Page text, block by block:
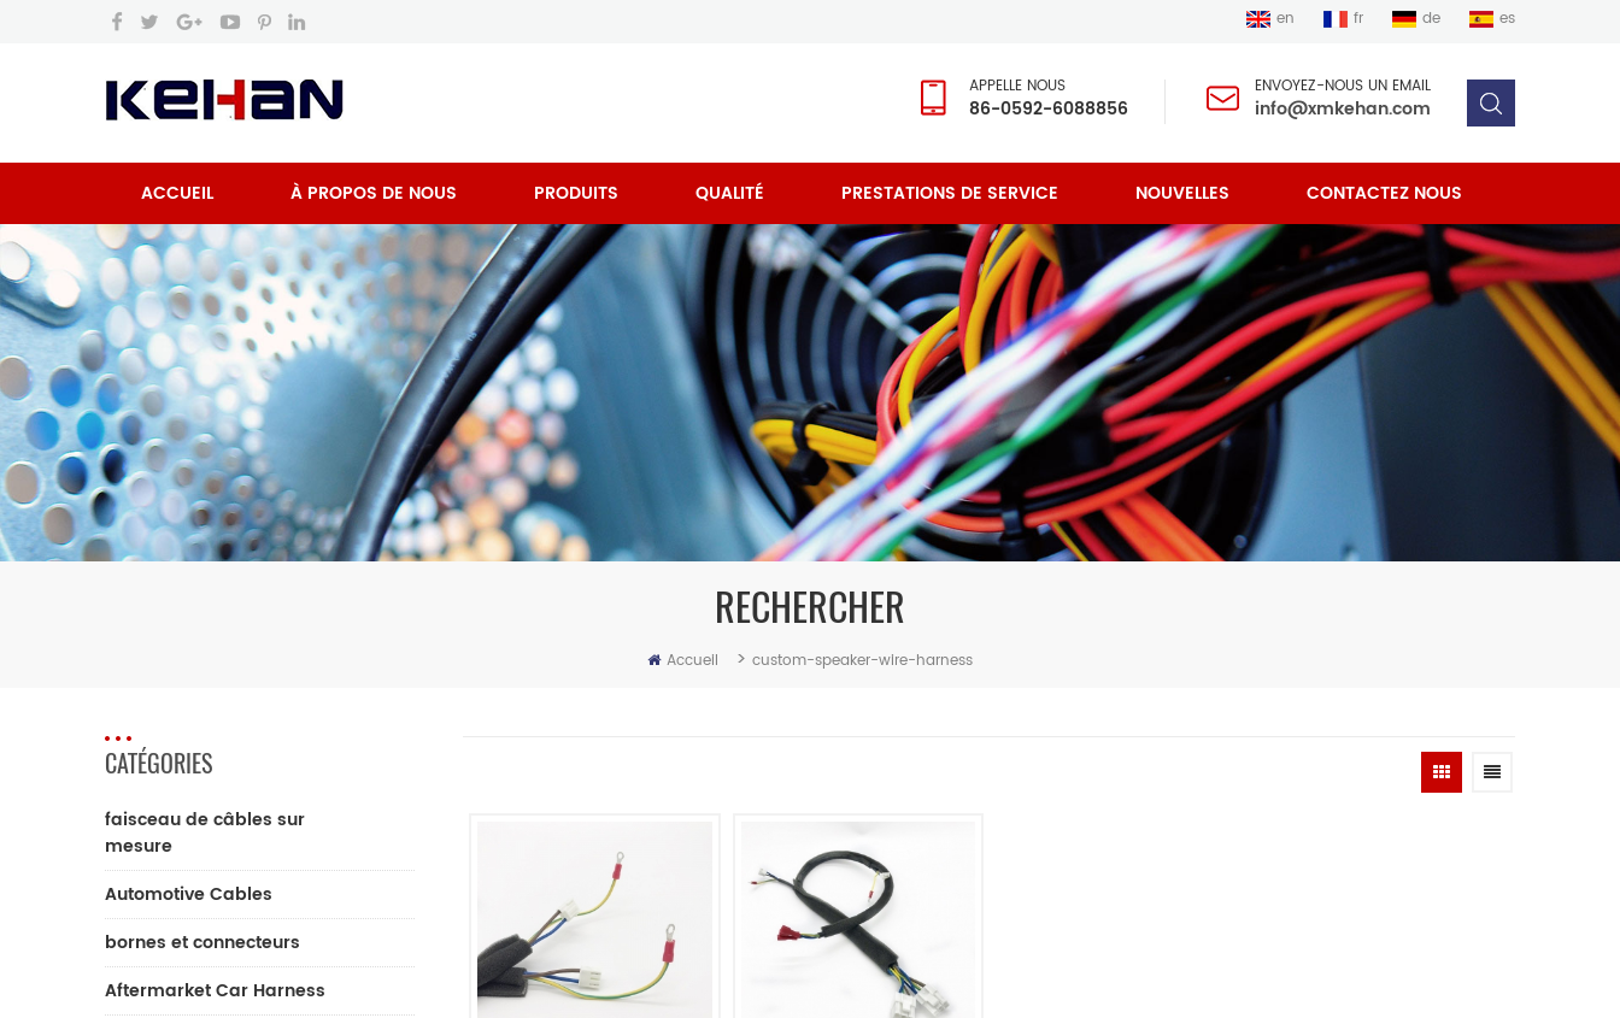
en fr de es
APPELLE NOUS
86-0592-6088856
ENVOYEZ-NOUS UN EMAIL
info@xmkehan.com
ACCUEIL À PROPOS DE NOUS PRODUITS QUALITÉ PRESTATIONS DE SERVICE NOUVELLES CONTACTEZ NOUS
RECHERCHER
Accueil > custom-speaker-wire-harness
CATÉGORIES
faisceau de câbles sur
mesure
Automotive Cables
bornes et connecteurs
Aftermarket Car Harness